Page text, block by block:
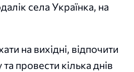
села Українка, на
на вихідні, відпочити
провести кілька днів